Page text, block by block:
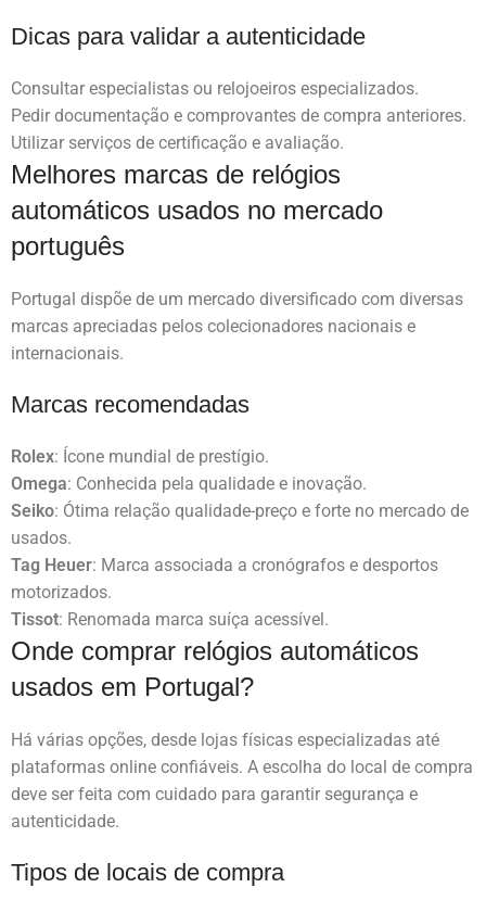
Dicas para validar a autenticidade
Consultar especialistas ou relojoeiros especializados.
Pedir documentação e comprovantes de compra anteriores.
Utilizar serviços de certificação e avaliação.
Melhores marcas de relógios
automáticos usados no mercado
português
Portugal dispõe de um mercado diversificado com diversas
marcas apreciadas pelos colecionadores nacionais e
internacionais.
Marcas recomendadas
Rolex: Ícone mundial de prestígio.
Omega: Conhecida pela qualidade e inovação.
Seiko: Ótima relação qualidade-preço e forte no mercado de
usados.
Tag Heuer: Marca associada a cronógrafos e desportos
motorizados.
Tissot: Renomada marca suíça acessível.
Onde comprar relógios automáticos
usados em Portugal?
Há várias opções, desde lojas físicas especializadas até
plataformas online confiáveis. A escolha do local de compra
deve ser feita com cuidado para garantir segurança e
autenticidade.
Tipos de locais de compra